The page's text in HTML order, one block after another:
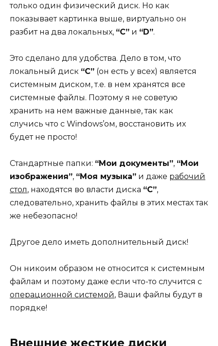
только один физический диск. Но как
показывает картинка выше, виртуально он
разбит на два локальных, “C” и “D”.
Это сделано для удобства. Дело в том, что
локальный диск “С” (он есть у всех) является
системным диском, т.е. в нем хранятся все
системные файлы. Поэтому я не советую
хранить на нем важные данные, так как
случись что с Windows’ом, восстановить их
будет не просто!
Стандартные папки: “Мои документы”, “Мои
изображения”, “Моя музыка” и даже рабочий
стол, находятся во власти диска “С”,
следовательно, хранить файлы в этих местах так
же небезопасно!
Другое дело иметь дополнительный диск!
Он никоим образом не относится к системным
файлам и поэтому даже если что-то случится с
операционной системой, Ваши файлы будут в
порядке!
Внешние жесткие диски